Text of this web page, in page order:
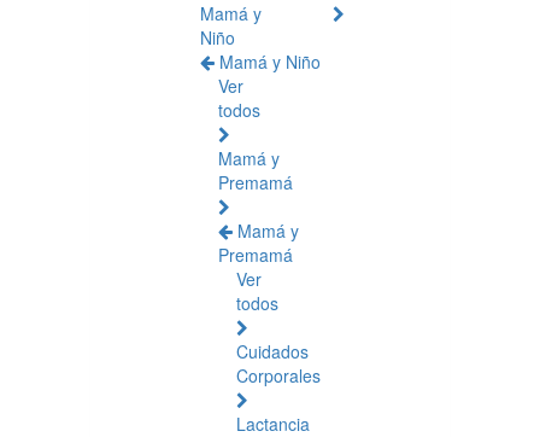
Mamá y
Niño
Mamá y Niño
Ver
todos
Mamá y
Premamá
Mamá y
Premamá
Ver
todos
Cuidados
Corporales
Lactancia